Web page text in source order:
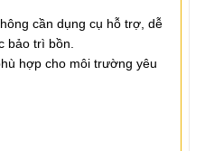
cần dụng cụ hỗ trợ, dễ
bảo trì bồn.
hợp cho môi trường yêu